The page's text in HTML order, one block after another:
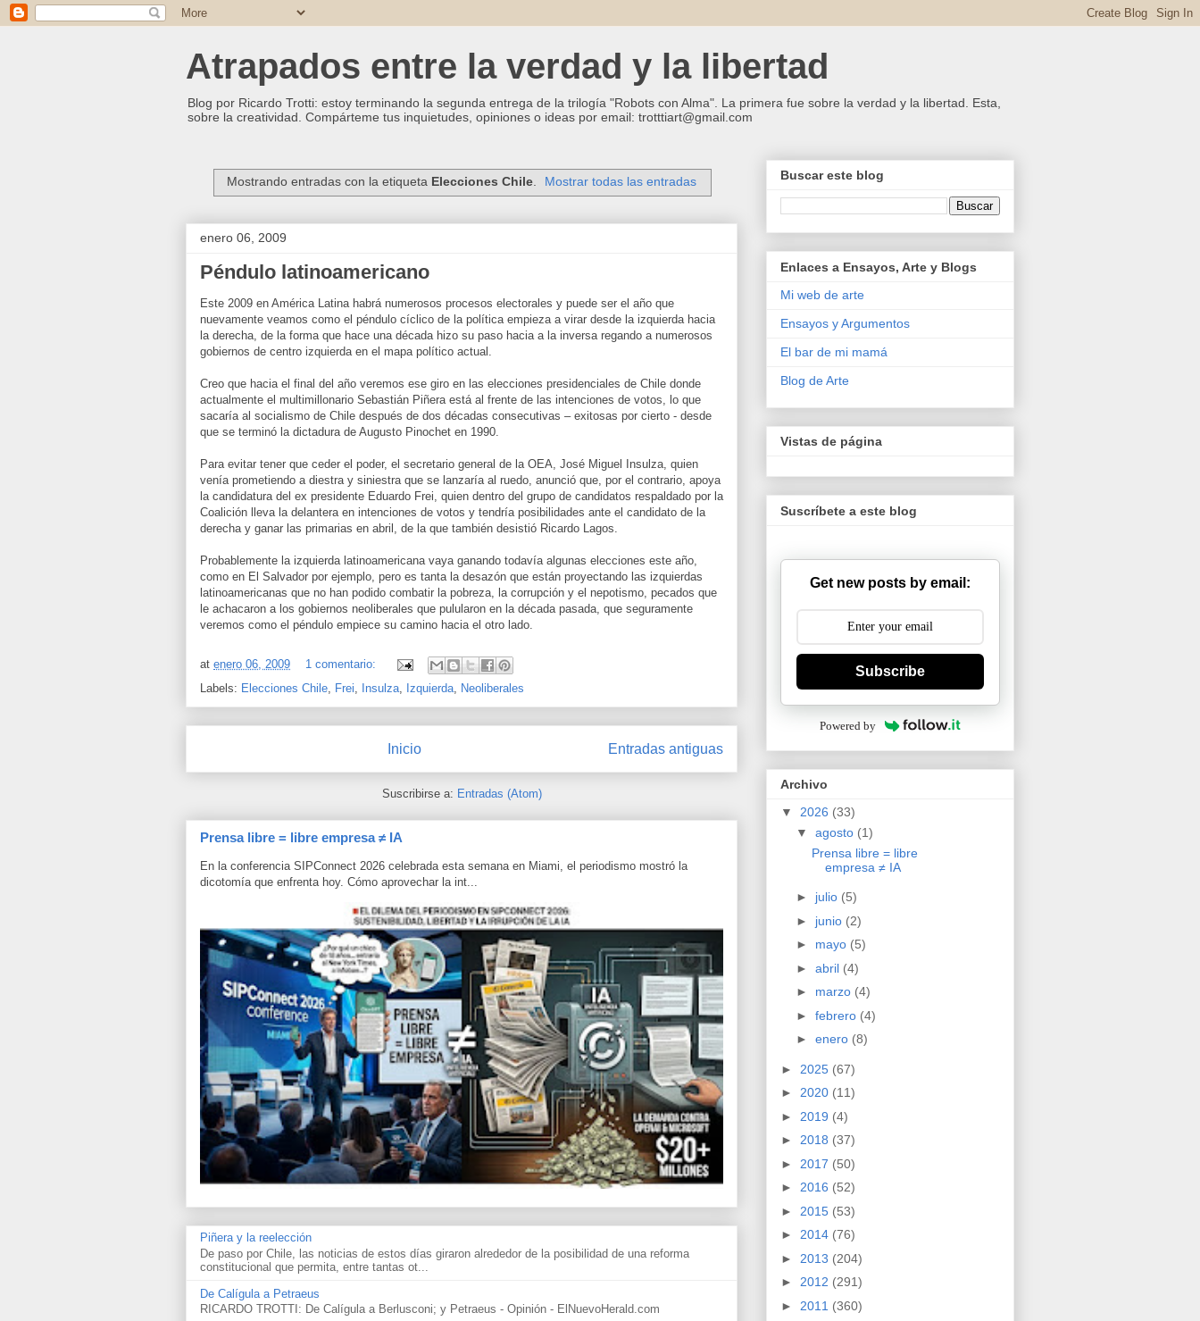
Atrapados entre la verdad y la libertad
Blog por Ricardo Trotti: estoy terminando la segunda entrega de la trilogía "Robots con Alma". La primera fue sobre la verdad y la libertad. Esta,
sobre la creatividad. Compárteme tus inquietudes, opiniones o ideas por email: trotttiart@gmail.com
Mostrando entradas con la etiqueta Elecciones Chile. Mostrar todas las entradas
enero 06, 2009
Péndulo latinoamericano
Este 2009 en América Latina habrá numerosos procesos electorales y puede ser el año que
nuevamente veamos como el péndulo cíclico de la política empieza a virar desde la izquierda hacia
la derecha, de la forma que hace una década hizo su paso hacia a la inversa regando a numerosos
gobiernos de centro izquierda en el mapa político actual.
Creo que hacia el final del año veremos ese giro en las elecciones presidenciales de Chile donde
actualmente el multimillonario Sebastián Piñera está al frente de las intenciones de votos, lo que
sacaría al socialismo de Chile después de dos décadas consecutivas – exitosas por cierto - desde
que se terminó la dictadura de Augusto Pinochet en 1990.
Para evitar tener que ceder el poder, el secretario general de la OEA, José Miguel Insulza, quien
venía prometiendo a diestra y siniestra que se lanzaría al ruedo, anunció que, por el contrario, apoya
la candidatura del ex presidente Eduardo Frei, quien dentro del grupo de candidatos respaldado por la
Coalición lleva la delantera en intenciones de votos y tendría posibilidades ante el candidato de la
derecha y ganar las primarias en abril, de la que también desistió Ricardo Lagos.
Probablemente la izquierda latinoamericana vaya ganando todavía algunas elecciones este año,
como en El Salvador por ejemplo, pero es tanta la desazón que están proyectando las izquierdas
latinoamericanas que no han podido combatir la pobreza, la corrupción y el nepotismo, pecados que
le achacaron a los gobiernos neoliberales que pulularon en la década pasada, que seguramente
veremos como el péndulo empiece su camino hacia el otro lado.
at enero 06, 2009
1 comentario:
Labels: Elecciones Chile Frei Insulza Izquierda Neoliberales
Entradas antiguas
Inicio
Suscribirse a: Entradas (Atom)
Prensa libre = libre empresa ≠ IA
En la conferencia SIPConnect 2026 celebrada esta semana en Miami, el periodismo mostró la
dicotomía que enfrenta hoy. Cómo aprovechar la int...
Piñera y la reelección
De paso por Chile, las noticias de estos días giraron alrededor de la posibilidad de una reforma
constitucional que permita, entre tantas ot...
De Calígula a Petraeus
RICARDO TROTTI: De Calígula a Berlusconi; y Petraeus - Opinión - ElNuevoHerald.com
Buscar este blog
Enlaces a Ensayos, Arte y Blogs
Mi web de arte
Ensayos y Argumentos
El bar de mi mamá
Blog de Arte
Vistas de página
Suscríbete a este blog
Get new posts by email:
Subscribe
Powered by
Archivo
▼ 2026 (33)
▼ agosto (1)
Prensa libre = libre
empresa ≠ IA
► julio (5)
► junio (2)
► mayo (5)
► abril (4)
► marzo (4)
► febrero (4)
► enero (8)
► 2025 (67)
► 2020 (11)
► 2019 (4)
► 2018 (37)
► 2017 (50)
► 2016 (52)
► 2015 (53)
► 2014 (76)
► 2013 (204)
► 2012 (291)
► 2011 (360)